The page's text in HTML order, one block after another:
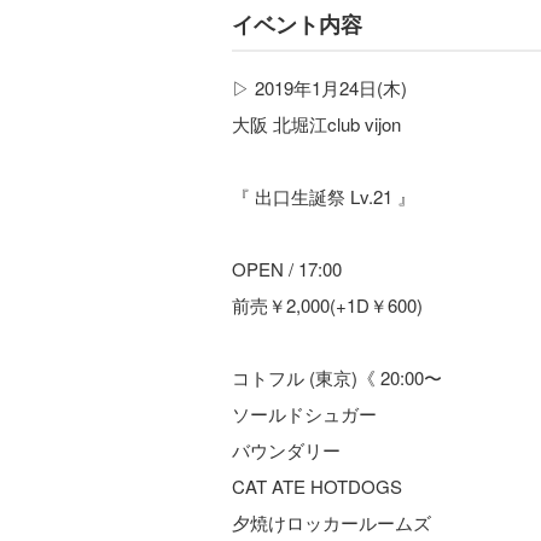
イベント内容
▷ 2019年1月24日(木)
大阪 北堀江club vijon
『 出口生誕祭 Lv.21 』
OPEN / 17:00
前売￥2,000(+1D￥600)
コトフル (東京)《 20:00〜
ソールドシュガー
バウンダリー
CAT ATE HOTDOGS
夕焼けロッカールームズ